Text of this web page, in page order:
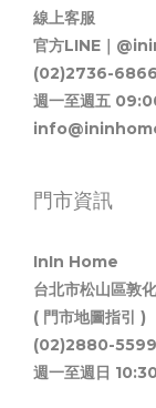
線上客服
官方LINE｜
(02)2736-6866
週一至週五
門市資訊
InIn Home
台北市松山區敦
( 門市地圖指引 )
(02)2880-5599
週一至週日